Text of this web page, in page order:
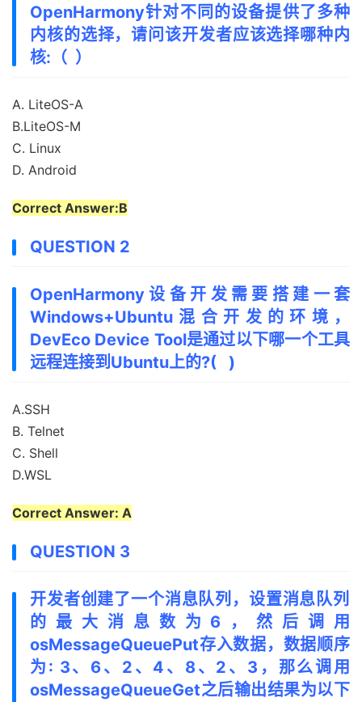
OpenHarmony针对不同的设备提供了多种
内核的选择，请问该开发者应该选择哪种内
核:（ ）
A. LiteOS-A
B.LiteOS-M
C. Linux
D. Android
Correct Answer:B
QUESTION 2
OpenHarmony设备开发需要搭建一套
Windows+Ubuntu混合开发的环境，
DevEco Device Tool是通过以下哪一个工具
远程连接到Ubuntu上的?( )
A.SSH
B. Telnet
C. Shell
D.WSL
Correct Answer: A
QUESTION 3
开发者创建了一个消息队列，设置消息队列
的最大消息数为6，然后调用
osMessageQueuePut存入数据，数据顺序
为: 3、6、2、4、8、2、3，那么调用
osMessageQueueGet之后输出结果为以下